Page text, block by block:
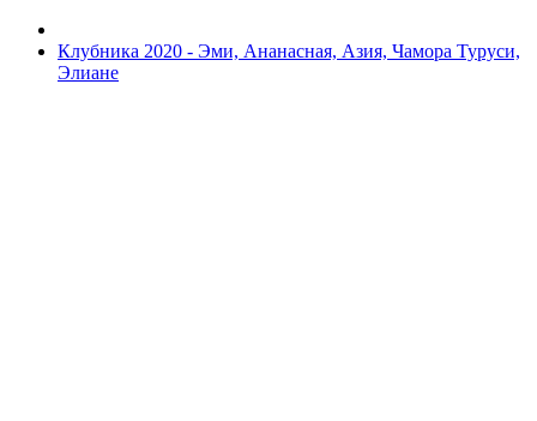
Клубника 2020 - Эми, Ананасная, Азия, Чамора Туруси,
Элиане